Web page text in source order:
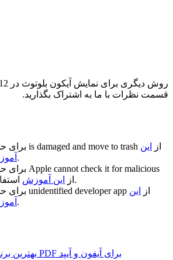
قسمت نظرات با ما به اشتراک بگذارید.
is damaged and move to trash از
این
استفاده کنید.
Apple cannot check it for malicious
از این آموزش
استفاده کنید.
unidentified developer app از
این
استفاده کنید.
بهترین برنامه‌های مشاهده PDF برای آیفون و آیپد